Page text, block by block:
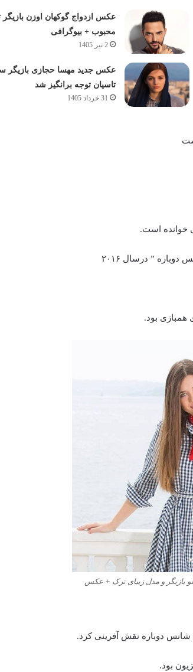
عکس ازدواج گوکهان اوزن بازیگر
محبوب + بیوگرافی
2 تیر 1405
عکس جدید مهسا حجازی بازیگر
تاسیان توجه برانگیز شد
31 خرداد 1405
” درسال ۲۰۱۶
همبازی بود.
بازیگر و مدل زیبای ترک + عکس
شانس دوباره نقش آفرینی کرد.
بود.